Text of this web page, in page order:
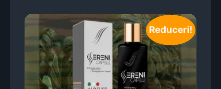
Reduceri!